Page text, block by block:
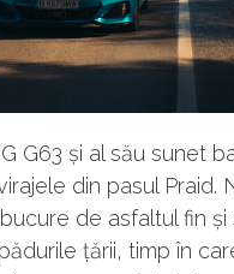
G63 și al său sunet
din pasul Praid.
de asfaltul fin și
țării, timp în